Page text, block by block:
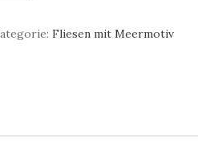
Fliesen mit Meermotiv